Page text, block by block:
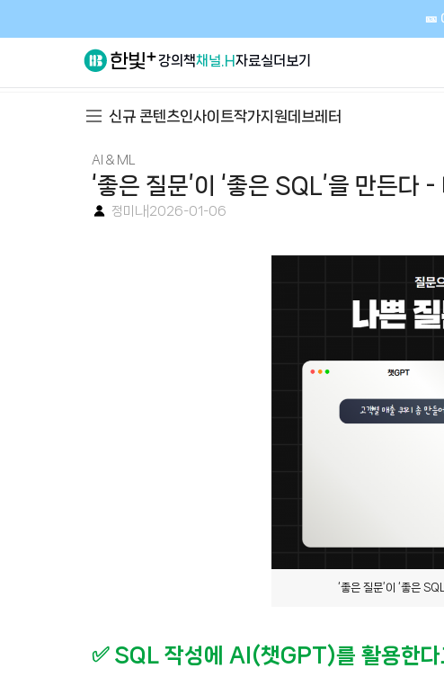
🎫
강의책채널.H자료실더보기
신규 콘텐츠인사이트작가지원데브레터
AI & ML
‘좋은 질문’이 ‘좋은 SQL’을 만든
정미나| 2026-01-06
‘좋은 질문’이 ‘좋은
✅ SQL 작성에 AI(챗GPT)를 활용한